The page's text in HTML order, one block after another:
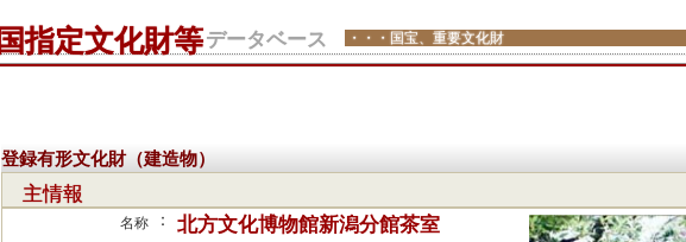
国指定文化財等データベース ・・・国宝、重要文化財
登録有形文化財（建造物）
主情報
名称 ： 北方文化博物館新潟分館茶室